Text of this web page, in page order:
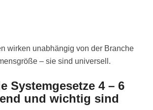
wirken unabhängig von der Branche
– sie sind universell.
Systemgesetze 4 – 6
und wichtig sind